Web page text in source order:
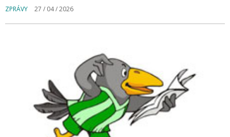
ZPRÁVY 27 / 04 / 2026